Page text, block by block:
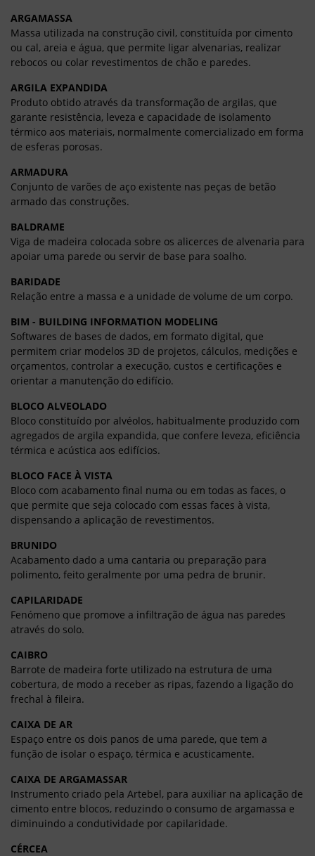
ARGAMASSA
Massa utilizada na construção civil, constituída por cimento
ou cal, areia e água, que permite ligar alvenarias, realizar
rebocos ou colar revestimentos de chão e paredes.
ARGILA EXPANDIDA
Produto obtido através da transformação de argilas, que
garante resistência, leveza e capacidade de isolamento
térmico aos materiais, normalmente comercializado em forma
de esferas porosas.
ARMADURA
Conjunto de varões de aço existente nas peças de betão
armado das construções.
BALDRAME
Viga de madeira colocada sobre os alicerces de alvenaria para
apoiar uma parede ou servir de base para soalho.
BARIDADE
Relação entre a massa e a unidade de volume de um corpo.
BIM - BUILDING INFORMATION MODELING
Softwares de bases de dados, em formato digital, que
permitem criar modelos 3D de projetos, cálculos, medições e
orçamentos, controlar a execução, custos e certificações e
orientar a manutenção do edifício.
BLOCO ALVEOLADO
Bloco constituído por alvéolos, habitualmente produzido com
agregados de argila expandida, que confere leveza, eficiência
térmica e acústica aos edifícios.
BLOCO FACE À VISTA
Bloco com acabamento final numa ou em todas as faces, o
que permite que seja colocado com essas faces à vista,
dispensando a aplicação de revestimentos.
BRUNIDO
Acabamento dado a uma cantaria ou preparação para
polimento, feito geralmente por uma pedra de brunir.
CAPILARIDADE
Fenómeno que promove a infiltração de água nas paredes
através do solo.
CAIBRO
Barrote de madeira forte utilizado na estrutura de uma
cobertura, de modo a receber as ripas, fazendo a ligação do
frechal à fileira.
CAIXA DE AR
Espaço entre os dois panos de uma parede, que tem a
função de isolar o espaço, térmica e acusticamente.
CAIXA DE ARGAMASSAR
Instrumento criado pela Artebel, para auxiliar na aplicação de
cimento entre blocos, reduzindo o consumo de argamassa e
diminuindo a condutividade por capilaridade.
CÉRCEA